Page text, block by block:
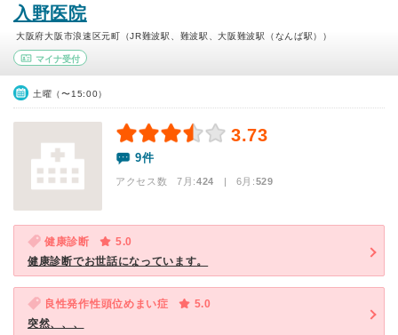
入野医院
大阪府大阪市浪速区元町（JR難波駅、難波駅、大阪難波駅（なんば駅））
マイナ受付
土曜（〜15:00）
3.73
9件
アクセス数 7月:424 | 6月:529
健康診断
5.0
健康診断でお世話になっています。
良性発作性頭位めまい症
5.0
突然、、、